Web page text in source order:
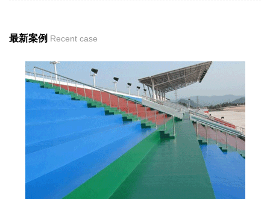
最新案例 Recent case